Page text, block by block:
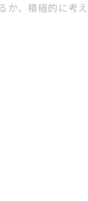
か、積極的に考